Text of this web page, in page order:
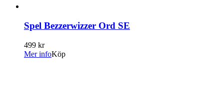
Spel Bezzerwizzer Ord SE
499 kr
Mer infoKöp